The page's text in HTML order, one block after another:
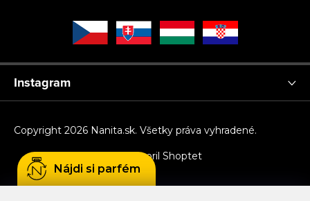
Instagram
Vytvoril Shoptet
Copyright 2026 Nanita.sk. Všetky práva vyhradené.
Nájdi si parfém